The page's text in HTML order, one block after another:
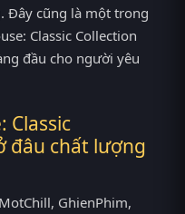
Đây cũng là một trong
Classic Collection
đầu cho người yêu
Classic
đâu chất lượng
GhienPhim,